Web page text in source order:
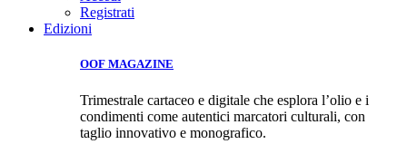
Registrati
Edizioni
OOF MAGAZINE
Trimestrale cartaceo e digitale che esplora l’olio e i
condimenti come autentici marcatori culturali, con
taglio innovativo e monografico.